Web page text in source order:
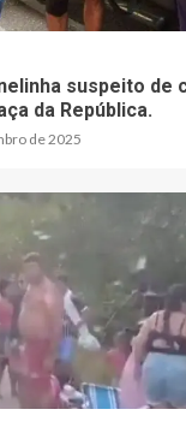
suspeito de
da República.
de 2025